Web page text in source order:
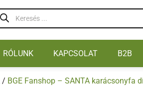
RÓLUNK KAPCSOLAT B2B
/ BGE Fanshop – SANTA karácsonyfa